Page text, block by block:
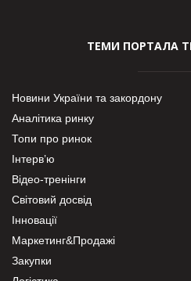
ТЕМИ ПОРТАЛА
Новини України та закордону
Аналітика ринку
Топи про ринок
Інтерв’ю
Відео-тренінги
Світовий досвід
Інновації
Маркетинг&Продажі
Закупки